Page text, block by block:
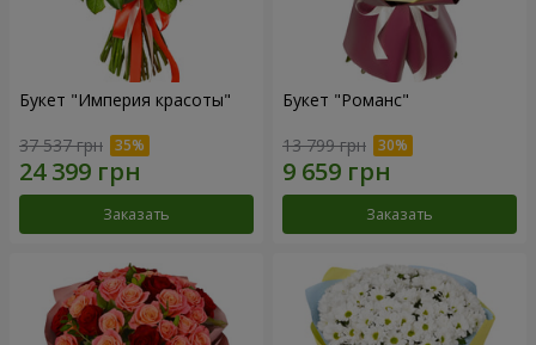
Букет "Империя красоты"
37 537 грн
Заказать
Букет "Романс"
13 799 грн
Заказать